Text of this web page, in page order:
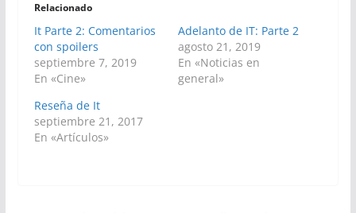
Relacionado
It Parte 2: Comentarios
con spoilers
septiembre 7, 2019
En «Cine»
Adelanto de IT: Parte 2
agosto 21, 2019
En «Noticias en
general»
Reseña de It
septiembre 21, 2017
En «Artículos»